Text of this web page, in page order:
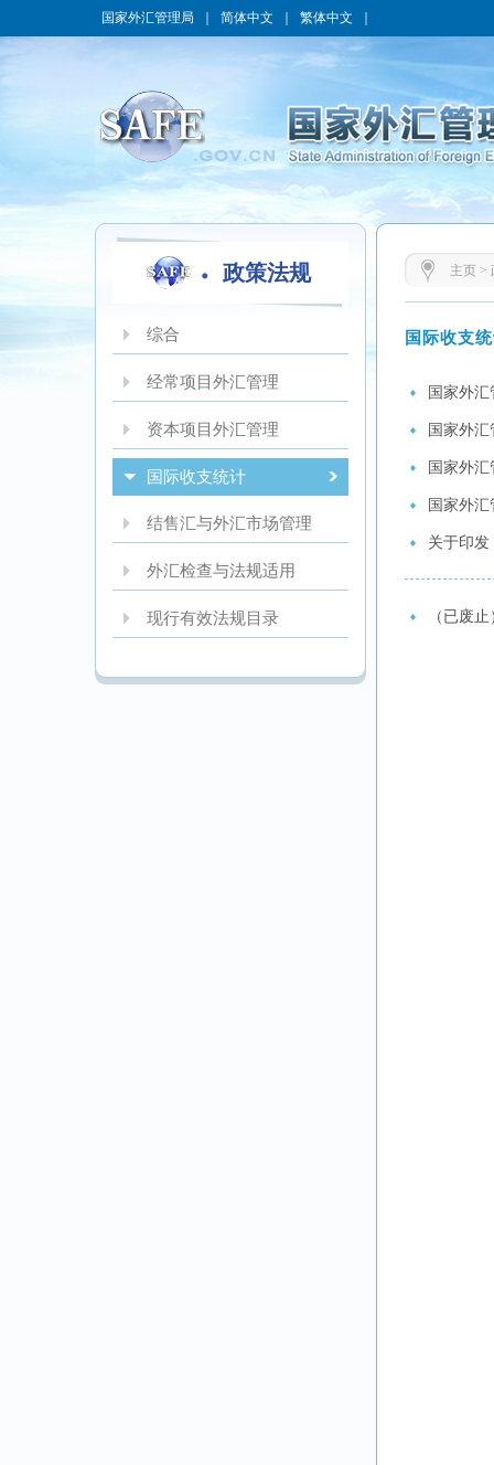
国家外汇管理局 简体中文 繁体中文
政策法规
综合
经常项目外汇管理
资本项目外汇管理
国际收支统计
结售汇与外汇市场管理
外汇检查与法规适用
现行有效法规目录
主页 >
国际收支
国家外
国家外
国家外
国家外
关于印发
（已废